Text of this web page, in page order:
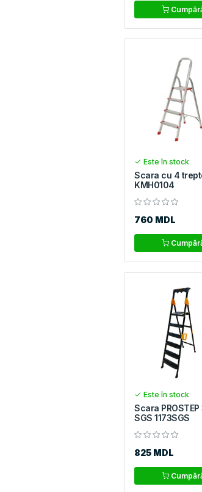
Este în stock
Scara cu 4
KMH0104
760 MDL
Este în stock
Scara PROSTEP
SGS 1173SGS
825 MDL